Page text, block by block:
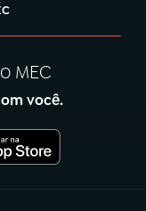
MEC
você.